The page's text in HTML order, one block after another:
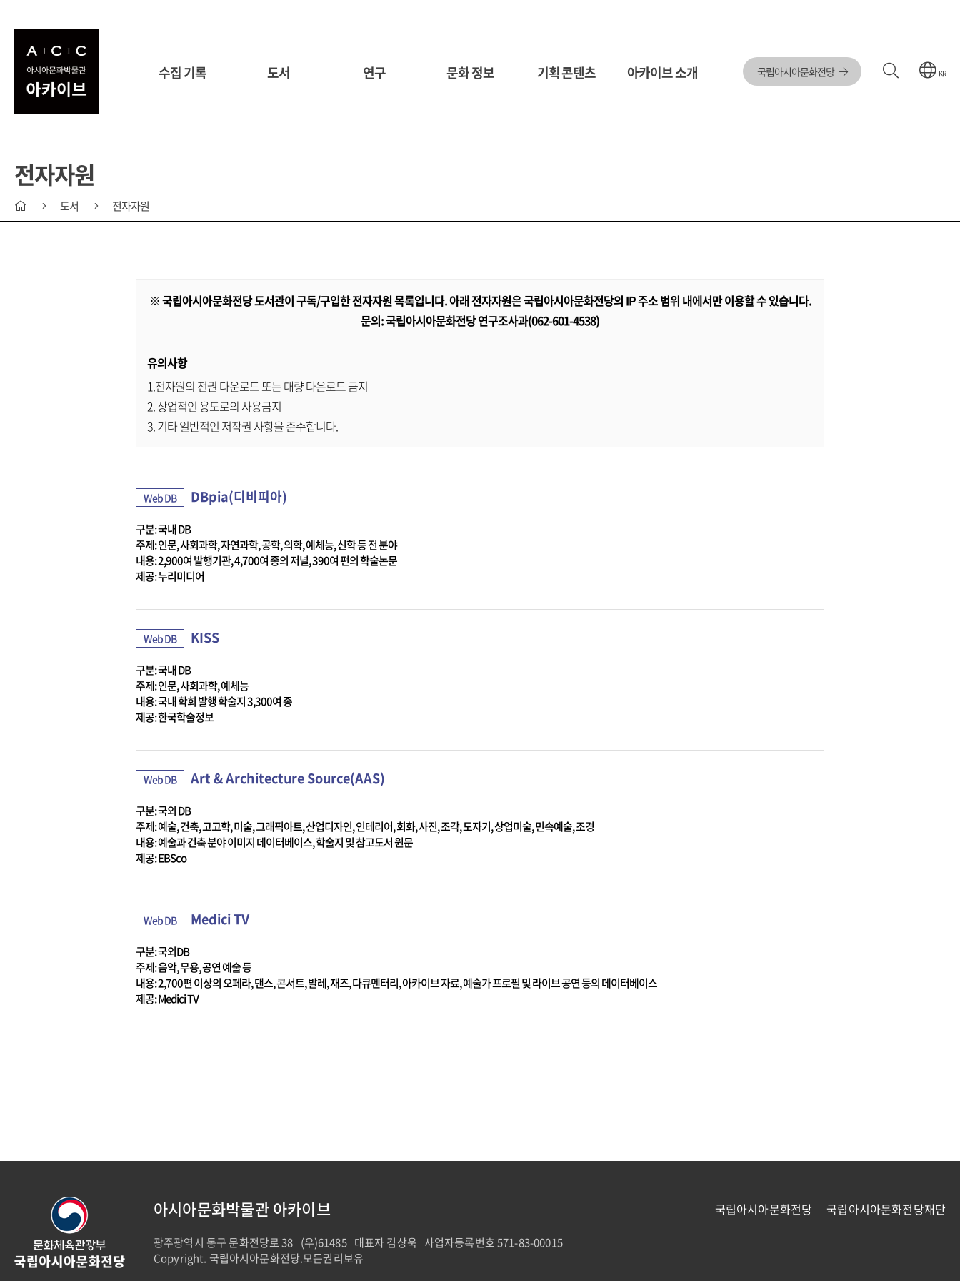
수집 기록 도서 연구 문화 정보 기획 콘텐츠 아카이브 소개 국립아시아문화전당 KR
전자자원
도서 전자자원
※ 국립아시아문화전당 도서관이 구독/구입한 전자자원 목록입니다. 아래 전자자원은 국립아시아문화전당의 IP 주소 범위 내에서만 이용할 수 있습니다.
문의: 국립아시아문화전당 연구조사과(062-601-4538)
유의사항
1.전자원의 전권 다운로드 또는 대량 다운로드 금지
2. 상업적인 용도로의 사용금지
3. 기타 일반적인 저작권 사항을 준수합니다.
Web DB DBpia(디비피아)
구분: 국내 DB
주제: 인문, 사회과학, 자연과학, 공학, 의학, 예체능, 신학 등 전 분야
내용: 2,900여 발행기관, 4,700여 종의 저널, 390여 편의 학술논문
제공: 누리미디어
Web DB KISS
구분: 국내 DB
주제: 인문, 사회과학, 예체능
내용: 국내 학회 발행 학술지 3,300여 종
제공: 한국학술정보
Web DB Art & Architecture Source(AAS)
구분: 국외 DB
주제: 예술, 건축, 고고학, 미술, 그래픽아트, 산업디자인, 인테리어, 회화, 사진, 조각, 도자기, 상업미술, 민속예술, 조경
내용: 예술과 건축 분야 이미지 데이터베이스, 학술지 및 참고도서 원문
제공: EBSco
Web DB Medici TV
구분: 국외DB
주제: 음악, 무용, 공연 예술 등
내용: 2,700편 이상의 오페라, 댄스, 콘서트, 발레, 재즈, 다큐멘터리, 아카이브 자료, 예술가 프로필 및 라이브 공연 등의 데이터베이스
제공: Medici TV
아시아문화박물관 아카이브 국립아시아문화전당 국립아시아문화전당재단
광주광역시 동구 문화전당로 38 (우)61485 대표자 김상욱 사업자등록번호 571-83-00015
Copyright. 국립아시아문화전당.모든권리보유